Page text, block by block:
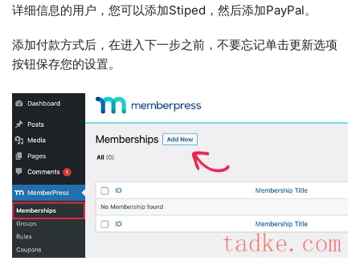
详细信息的用户，您可以添加Stiped，然后添加PayPal。
添加付款方式后，在进入下一步之前，不要忘记单击更新选项
按钮保存您的设置。